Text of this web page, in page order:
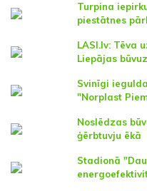
Turpina
piestātnes
LASI.lv: Tēva
Liepājas
Svinīgi
"Norplast
Noslēdzas
ģērbtuvju ēkā
Stadionā